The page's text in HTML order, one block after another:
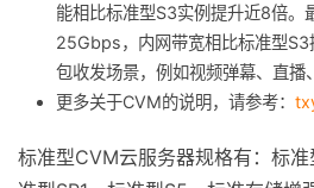
能相比标准型S3实例提升近8倍。
25Gbps，内网带宽相比标准型
包收发场景，例如视频弹幕、直播
更多关于CVM的说明，请参考：
标准型CVM云服务器规格有：标